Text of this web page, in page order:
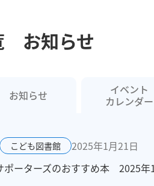
お知らせ
お知らせ
イベント
カレンダー
こども図書館
2025年1月21日
ポーターズのおすすめ本 2025年